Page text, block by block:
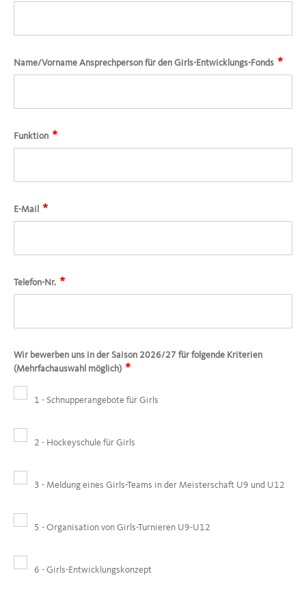
Name/Vorname Ansprechperson für den Girls-Entwicklungs-Fonds *
Funktion *
E-Mail *
Telefon-Nr. *
Wir bewerben uns in der Saison 2026/27 für folgende Kriterien
(Mehrfachauswahl möglich) *
1 - Schnupperangebote für Girls
2 - Hockeyschule für Girls
3 - Meldung eines Girls-Teams in der Meisterschaft U9 und U12
5 - Organisation von Girls-Turnieren U9-U12
6 - Girls-Entwicklungskonzept